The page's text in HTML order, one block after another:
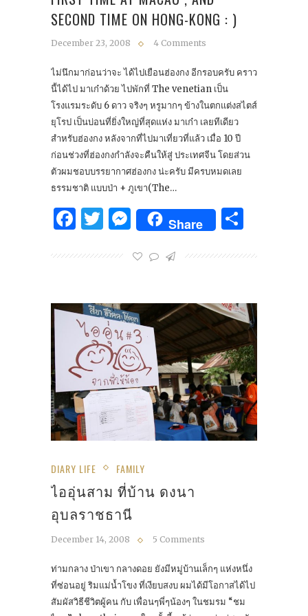
SECOND TIME ON HONG-KONG : )
December 23, 2008 4 Comments
ไม่นึกมาก่อนว่าจะ ได้ไปเยือนฮ่องกง อีกรอบครับ คราว
นี้ได้ไป มาเก๋าด้วย ไปพักที่ The venetian เป็น
โรงแรมระดับ 6 ดาว จริงๆ หรูมากๆ ข้างในตกแต่งสไตส์
ยุโรป เป็นบ่อนที่ยิ่งใหญ่ที่สุดแห่ง มาเก๋า เลยทีเดียว
สำหรับฮ่องกง หลังจากที่ไปมาเที่ยวที่แล้ว เมื่อ 10 ปี
ก่อนช่วงที่ฮ่องกงกำลังจะคืนให้สู่ ประเทศจีน โดยส่วน
ตัวผมชอบบรรยากาศฮ่องกง น่ะครับ มีครบหมดเลย
ธรรมชาติ แบบป่า + ภูเขา(The…
Facebook
Twitter
Messenger
Share
DIARY LIFE FAMILY
ไออุ่นสาม ที่บ้าน ดงนา
อุบลราชธานี
December 14, 2008 5 Comments
ท่ามกลาง ป่าเขา กลางดอย ยังมีหมู่บ้านเล็กๆ แห่งหนึ่ง
ที่ซ่อนอยู่ ริมแม่น้ำโขง ที่เงียบสงบ ผมได้มีโอกาสได้ไป
สัมผัสวิธีชีวิตผู้คน กับ เพื่อนๆพี่ๆน้องๆ ในชมรม “ชม